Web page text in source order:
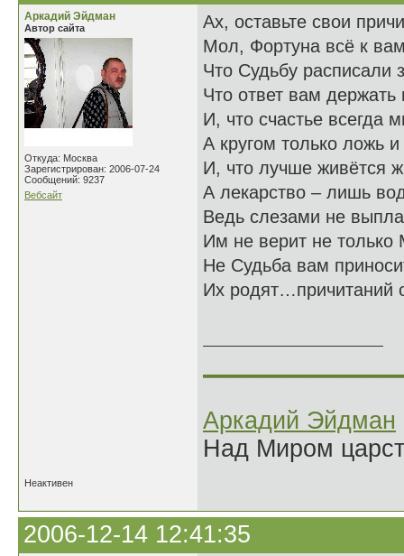
Аркадий Эйдман
Автор сайта
Откуда: Москва
Зарегистрирован: 2006-07-24
Сообщений: 9237
Вебсайт
Ах, оставьте свои
Мол, Фортуна всё к
Что Судьбу расписали
Что ответ вам
И, что счастье всегда
А кругом только ложь
И, что лучше живётся
А лекарство – лишь
Ведь слезами не
Им не верит не только
Не Судьба вам
Их родят…причитаний
Аркадий Эйдман
Над Миром
Неактивен
2006-12-14 12:41:35